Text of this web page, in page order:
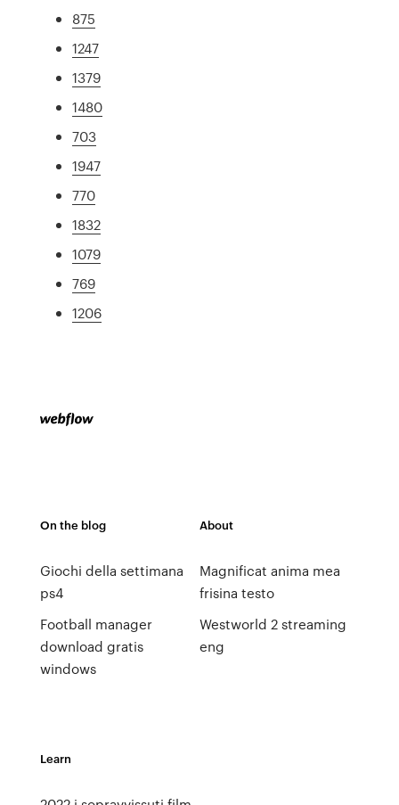
875
1247
1379
1480
703
1947
770
1832
1079
769
1206
On the blog
Giochi della settimana
ps4
Football manager
download gratis
windows
About
Magnificat anima mea
frisina testo
Westworld 2 streaming
eng
Learn